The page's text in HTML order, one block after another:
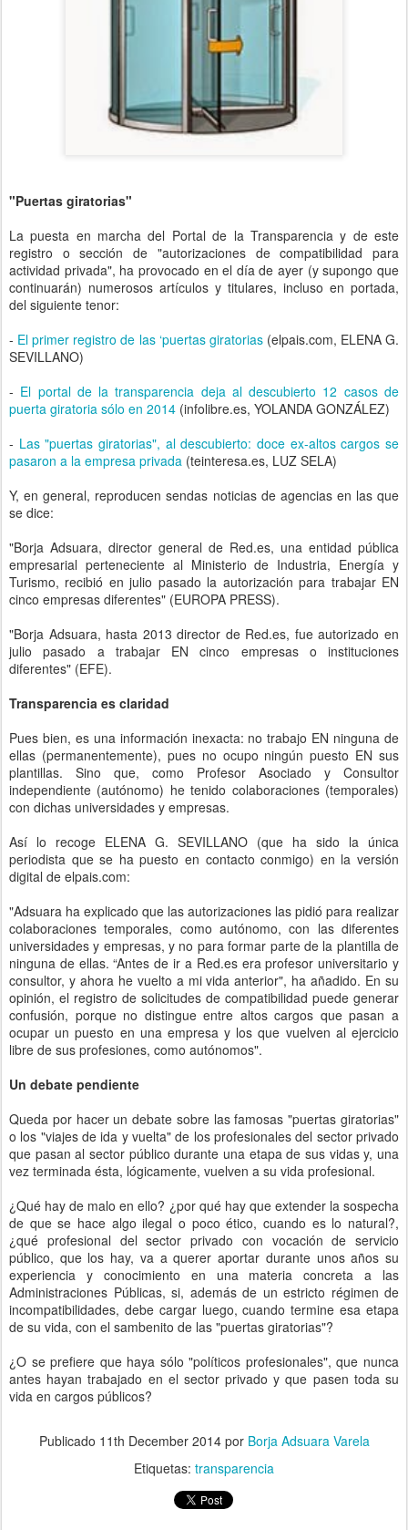
"Puertas giratorias"
La puesta en marcha del Portal de la Transparencia y de este
registro o sección de "autorizaciones de compatibilidad para
actividad privada", ha provocado en el día de ayer (y supongo que
continuarán) numerosos artículos y titulares, incluso en portada,
del siguiente tenor:
- El primer registro de las ‘puertas giratorias(elpais.com, ELENA G.
SEVILLANO)
- El portal de la transparencia deja al descubierto 12 casos de
puerta giratoria sólo en 2014 (infolibre.es, YOLANDA GONZÁLEZ)
- Las "puertas giratorias", al descubierto: doce ex-altos cargos se
pasaron a la empresa privada (teinteresa.es, LUZ SELA)
Y, en general, reproducen sendas noticias de agencias en las que
se dice:
"Borja Adsuara, director general de Red.es, una entidad pública
empresarial perteneciente al Ministerio de Industria, Energía y
Turismo, recibió en julio pasado la autorización para trabajar EN
cinco empresas diferentes" (EUROPA PRESS).
"Borja Adsuara, hasta 2013 director de Red.es, fue autorizado en
julio pasado a trabajar EN cinco empresas o instituciones
diferentes" (EFE).
Transparencia es claridad
Pues bien, es una información inexacta: no trabajo EN ninguna de
ellas (permanentemente), pues no ocupo ningún puesto EN sus
plantillas. Sino que, como Profesor Asociado y Consultor
independiente (autónomo) he tenido colaboraciones (temporales)
con dichas universidades y empresas.
Así lo recoge ELENA G. SEVILLANO (que ha sido la única
periodista que se ha puesto en contacto conmigo) en la versión
digital de elpais.com:
"Adsuara ha explicado que las autorizaciones las pidió para realizar
colaboraciones temporales, como autónomo, con las diferentes
universidades y empresas, y no para formar parte de la plantilla de
ninguna de ellas. “Antes de ir a Red.es era profesor universitario y
consultor, y ahora he vuelto a mi vida anterior", ha añadido. En su
opinión, el registro de solicitudes de compatibilidad puede generar
confusión, porque no distingue entre altos cargos que pasan a
ocupar un puesto en una empresa y los que vuelven al ejercicio
libre de sus profesiones, como autónomos".
Un debate pendiente
Queda por hacer un debate sobre las famosas "puertas giratorias"
o los "viajes de ida y vuelta" de los profesionales del sector privado
que pasan al sector público durante una etapa de sus vidas y, una
vez terminada ésta, lógicamente, vuelven a su vida profesional.
¿Qué hay de malo en ello? ¿por qué hay que extender la sospecha
de que se hace algo ilegal o poco ético, cuando es lo natural?,
¿qué profesional del sector privado con vocación de servicio
público, que los hay, va a querer aportar durante unos años su
experiencia y conocimiento en una materia concreta a las
Administraciones Públicas, si, además de un estricto régimen de
incompatibilidades, debe cargar luego, cuando termine esa etapa
de su vida, con el sambenito de las "puertas giratorias"?
¿O se prefiere que haya sólo "políticos profesionales", que nunca
antes hayan trabajado en el sector privado y que pasen toda su
vida en cargos públicos?
Publicado 11th December 2014por Borja Adsuara Varela
Etiquetas: transparencia